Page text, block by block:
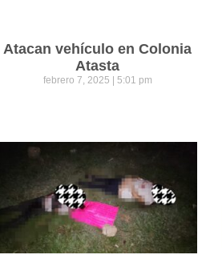
Atacan vehículo en Colonia
Atasta
febrero 7, 2025 5:01 pm